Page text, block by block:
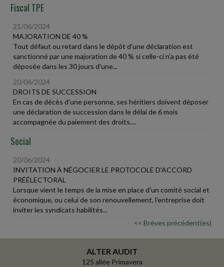
Fiscal TPE
21/06/2024
MAJORATION DE 40 %
Tout défaut ou retard dans le dépôt d'une déclaration est
sanctionné par une majoration de 40 % si celle-ci n'a pas été
déposée dans les 30 jours d'une...
20/06/2024
DROITS DE SUCCESSION
En cas de décès d'une personne, ses héritiers doivent déposer
une déclaration de succession dans le délai de 6 mois
accompagnée du paiement des droits....
Social
20/06/2024
INVITATION À NÉGOCIER LE PROTOCOLE D'ACCORD
PRÉÉLECTORAL
Lorsque vient le temps de la mise en place d'un comité social et
économique, ou celui de son renouvellement, l'entreprise doit
inviter les syndicats habilités...
<< Brèves précédent(es)
ALTER AUDIT
125 allée Primavera